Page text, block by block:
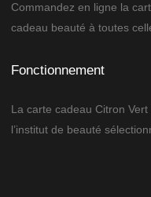
Commandez en ligne la
cadeau beauté à toutes
Fonctionnement
La carte cadeau Citron
l’institut de beauté